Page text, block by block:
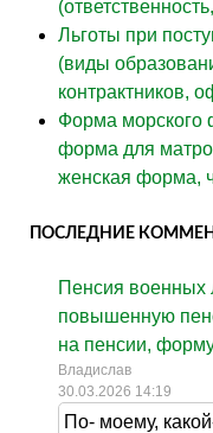
Льготы при
(виды
контрактников,
Форма морского
форма для
женская форма,
ПОСЛЕДНИЕ
Пенсия военных
повышенную
на пенсии,
Владислав
30.03.2026 14:19
По- моему,